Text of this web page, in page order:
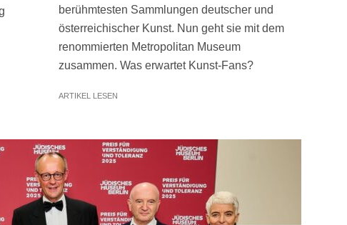
berühmtesten Sammlungen deutscher und
österreichischer Kunst. Nun geht sie mit dem
renommierten Metropolitan Museum
zusammen. Was erwartet Kunst-Fans?
ARTIKEL LESEN